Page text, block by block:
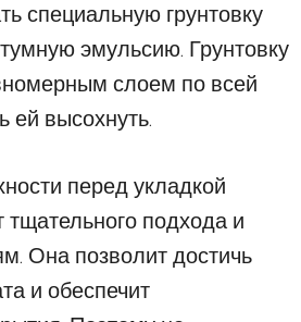
специальную грунтовку
эмульсию. Грунтовку
слоем по всей
ей высохнуть.
перед укладкой
тщательного подхода и
Она позволит достичь
и обеспечит